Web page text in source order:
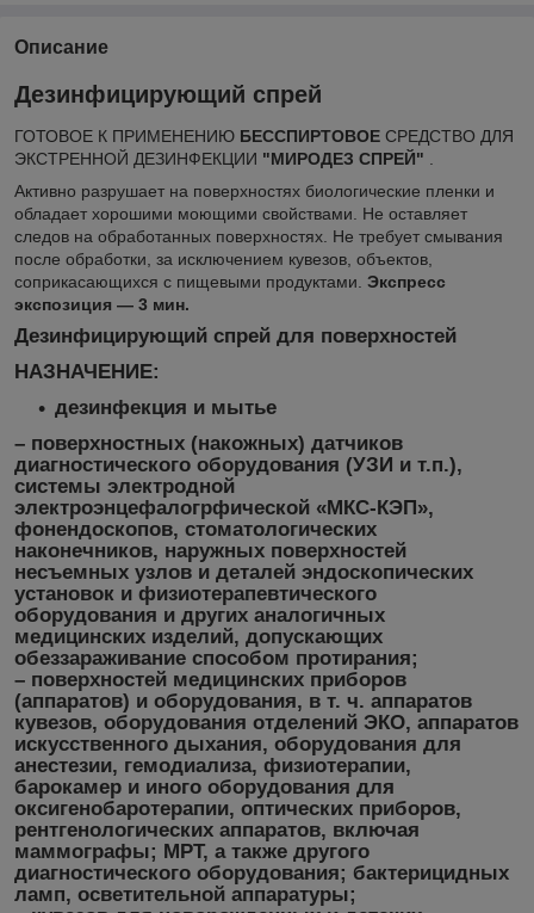
Описание
Дезинфицирующий спрей
ГОТОВОЕ К ПРИМЕНЕНИЮ БЕССПИРТОВОЕ СРЕДСТВО ДЛЯ
ЭКСТРЕННОЙ ДЕЗИНФЕКЦИИ "МИРОДЕЗ СПРЕЙ" .
Активно разрушает на поверхностях биологические пленки и
обладает хорошими моющими свойствами. Не оставляет
следов на обработанных поверхностях. Не требует смывания
после обработки, за исключением кувезов, объектов,
соприкасающихся с пищевыми продуктами. Экспресс
экспозиция — 3 мин.
Дезинфицирующий спрей для поверхностей
НАЗНАЧЕНИЕ:
дезинфекция и мытье
– поверхностных (накожных) датчиков
диагностического оборудования (УЗИ и т.п.),
системы электродной
электроэнцефалогрфической «МКС-КЭП»,
фонендоскопов, стоматологических
наконечников, наружных поверхностей
несъемных узлов и деталей эндоскопических
установок и физиотерапевтического
оборудования и других аналогичных
медицинских изделий, допускающих
обеззараживание способом протирания;
– поверхностей медицинских приборов
(аппаратов) и оборудования, в т. ч. аппаратов
кувезов, оборудования отделений ЭКО, аппаратов
искусственного дыхания, оборудования для
анестезии, гемодиализа, физиотерапии,
барокамер и иного оборудования для
оксигенобаротерапии, оптических приборов,
рентгенологических аппаратов, включая
маммографы; МРТ, а также другого
диагностического оборудования; бактерицидных
ламп, осветительной аппаратуры;